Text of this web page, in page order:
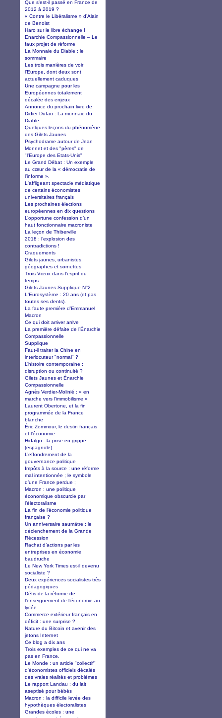
Que s'est-il passé en France de
2012 à 2019 ?
« Contre le Libéralisme » d’Alain
de Benoist
Haro sur le libre échange !
Enarchie Compassionnelle – Le
faux projet de réforme
La Monnaie du Diable : le
sommaire
Les trois manières de voir
l’Europe, dont deux sont
actuellement caduques
Une campagne pour les
Européennes totalement
décalée des enjeux
Annonce du prochain livre de
Didier Dufau : La monnaie du
Diable
Quelques leçons du phénomène
des Gilets Jaunes
Psychodrame autour de Jean
Monnet et des "pères" de
"l'Europe des Etats-Unis"
Le Grand Débat : Un exemple
au cœur de la « démocratie de
l’informe ».
L'affligeant spectacle médiatique
de certains économistes
universitaires français
Les prochaines élections
européennes en dix questions
L’opportune confession d’un
haut fonctionnaire macroniste
La leçon de Thiberville
2018 : l’explosion des
contradictions !
Craquements
Gilets jaunes, urbanistes,
géographes et sornettes
Trois Vœux dans l’esprit du
temps
Gilets Jaunes Supplique N°2
L'Eurosystème : 20 ans (et pas
toutes ses dents).
La faute première d’Emmanuel
Macron
Ce qui doit arriver arrive
La première défaite de l’Énarchie
Compassionnelle
Supplique
Faut-il traiter la Chine en
interlocuteur "normal" ?
L’histoire contemporaine :
disruption ou continuité ?
Gilets Jaunes et Énarchie
Compassionnelle
Agnès Verdier-Molinié : « en
marche vers l’immobilisme »
Laurent Obertone, et la fin
programmée de la France
blanche
Éric Zemmour, le destin français
et l’économie
Hidalgo : la prise en grippe
(espagnole)
L’effondrement de la
gouvernance politique
Impôts à la source : une réforme
mal intentionnée ; le symbole
d’une France perdue ;
Macron : une politique
économique obscurcie par
l’électoralisme
La fin de l'économie politique
française ?
Un anniversaire saumâtre : le
déclenchement de la Grande
Récession
Rachat d’actions par les
entreprises en économie
baudruche
Le New York Times est-il devenu
socialiste ?
Deux expériences socialistes très
pédagogiques
Défis de la réforme de
l’enseignement de l’économie au
lycée
Commerce extérieur français en
déficit : une surprise ?
Nature du Bitcoin et avenir des
jetons Internet
Ce blog a dix ans
Trois exemples de ce qui ne va
pas en France.
Le Monde : un article "collectif"
d'économistes officiels décalés
des vraies réalités et problèmes
Le rapport Landau : du lait
aseptisé pour bébés
Macron : la difficile levée des
hypothèques électoralistes
Grandes écoles : une